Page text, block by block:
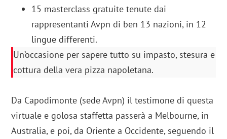
15 masterclass gratuite tenute dai
rappresentanti Avpn di ben 13 nazioni, in 12
lingue differenti.
Un’occasione per sapere tutto su impasto, stesura e
cottura della vera pizza napoletana.
Da Capodimonte (sede Avpn) il testimone di questa
virtuale e golosa staffetta passerà a Melbourne, in
Australia, e poi, da Oriente a Occidente, seguendo il